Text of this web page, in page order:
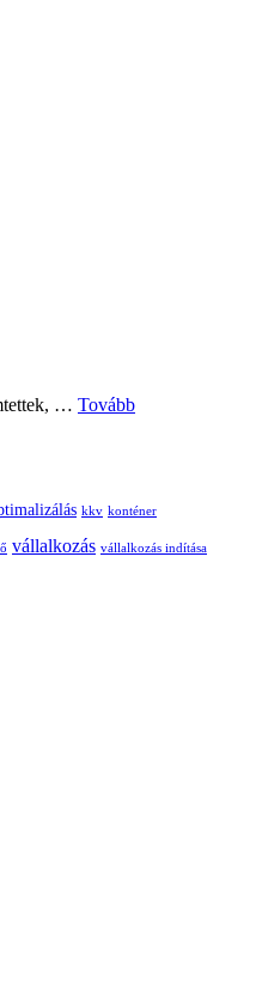
… Kínai
siker
és
Tovább
kkv konténer
vállalkozás vállalkozás indítása